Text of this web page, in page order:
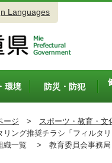
Languages
環境 防災・防犯
ージ > スポーツ・教育・文
ング推奨チラシ「フィルタ
織一覧 > 教育委員会事務